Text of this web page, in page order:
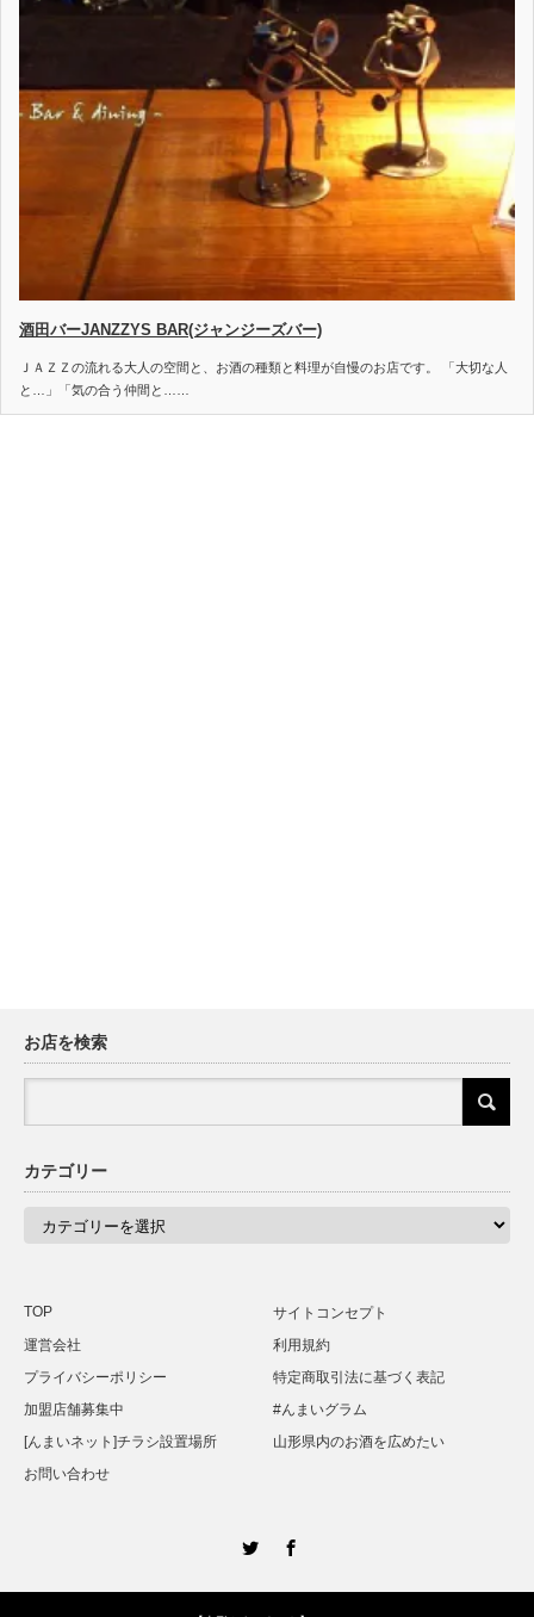
酒田バーJANZZYS BAR(ジャンジーズバー)
ＪＡＺＺの流れる大人の空間と、お酒の種類と料理が自慢のお店です。 「大切な人
と…」「気の合う仲間と……
お店を検索
カテゴリー
TOP
サイトコンセプト
運営会社
利用規約
プライバシーポリシー
特定商取引法に基づく表記
加盟店舗募集中
#んまいグラム
[んまいネット]チラシ設置場所
山形県内のお酒を広めたい
お問い合わせ